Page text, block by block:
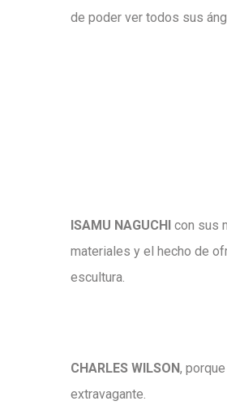
de poder ver todos sus
ISAMU NAGUCHI con sus
materiales y el hecho de
escultura.
CHARLES WILSON,
extravagante.